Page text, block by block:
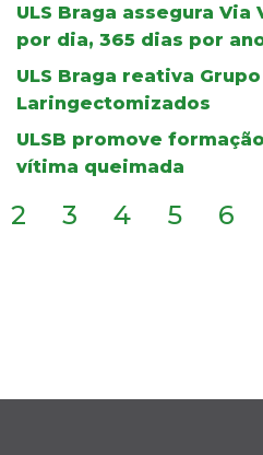
ULS Braga assegura Via
por dia, 365 dias por
ULS Braga reativa
Laringectomizados
ULSB promove
vítima queimada
2 3 4 5 6